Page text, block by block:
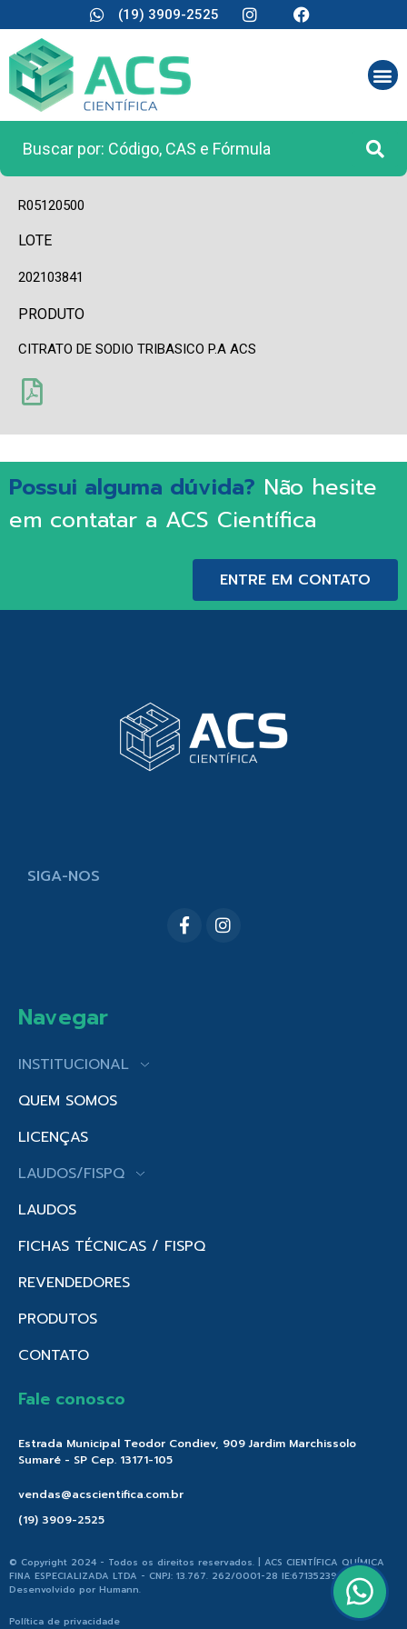
(19) 3909-2525
R05120500
LOTE
202103841
PRODUTO
CITRATO DE SODIO TRIBASICO P.A ACS
Possui alguma dúvida? Não hesite
em contatar a ACS Científica
ENTRE EM CONTATO
SIGA-NOS
Navegar
INSTITUCIONAL
QUEM SOMOS
LICENÇAS
LAUDOS/FISPQ
LAUDOS
FICHAS TÉCNICAS / FISPQ
REVENDEDORES
PRODUTOS
CONTATO
Fale conosco
Estrada Municipal Teodor Condiev, 909 Jardim Marchissolo
Sumaré - SP Cep. 13171-105
vendas@acscientifica.com.br
(19) 3909-2525
© Copyright 2024 - Todos os direitos reservados. | ACS CIENTÍFICA QUÍMICA
FINA ESPECIALIZADA LTDA - CNPJ: 13.767. 262/0001-28 IE:671352396.176 |
Desenvolvido por Humann.
Política de privacidade